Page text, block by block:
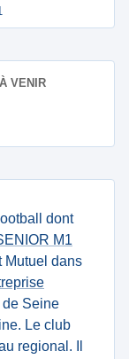
À VENIR
dont
M1
Mutuel dans
Seine
Le club
regional. Il